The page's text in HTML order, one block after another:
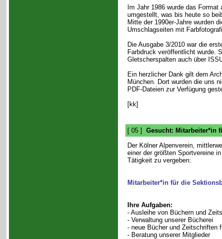
Im Jahr 1986 wurde das Format
umgestellt, was bis heute so
Mitte der 1990er-Jahre wurden
Umschlagseiten mit
Die Ausgabe 3/2010 war die
Farbdruck veröffentlicht wurde.
Gletscherspalten auch über
Ein herzlicher Dank gilt dem
München. Dort wurden die uns
PDF-Dateien zur Verfügung
[kk]
[ 05 ] Gesucht: Mitarbeiter*in
Der Kölner Alpenverein,
einer der größten Sportvereine
Tätigkeit zu vergeben:
Mitarbeiter*in für die
Ihre Aufgaben:
- Ausleihe von Büchern und
- Verwaltung unserer Bücherei
- neue Bücher und Zeitschriften
- Beratung unserer Mitglieder